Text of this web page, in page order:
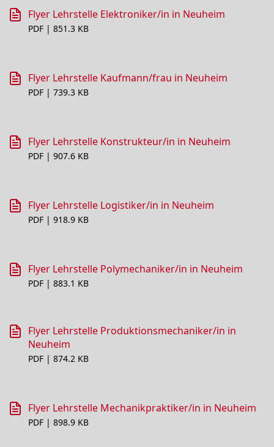
Flyer Lehrstelle Elektroniker/in in Neuheim
PDF | 851.3 KB
Flyer Lehrstelle Kaufmann/frau in Neuheim
PDF | 739.3 KB
Flyer Lehrstelle Konstrukteur/in in Neuheim
PDF | 907.6 KB
Flyer Lehrstelle Logistiker/in in Neuheim
PDF | 918.9 KB
Flyer Lehrstelle Polymechaniker/in in Neuheim
PDF | 883.1 KB
Flyer Lehrstelle Produktionsmechaniker/in in
Neuheim
PDF | 874.2 KB
Flyer Lehrstelle Mechanikpraktiker/in in Neuheim
PDF | 898.9 KB